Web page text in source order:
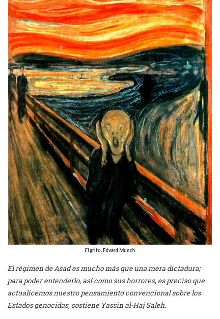
El grito. Edvard Munch
El régimen de Asad es mucho más que una mera dictadura;
para poder entenderlo, así como sus horrores, es preciso que
actualicemos nuestro pensamiento convencional sobre los
Estados genocidas, sostiene Yassin al-Haj Saleh.